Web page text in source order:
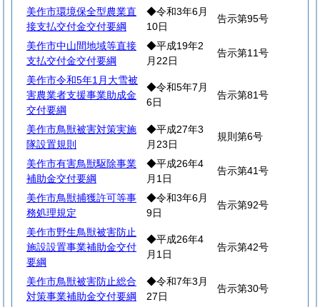
美作市環境保全型農業直
接支払交付金交付要綱
◆令和3年6月
10日
告示第95号
美作市中山間地域等直接
支払交付金交付要綱
◆平成19年2
月22日
告示第11号
美作市令和5年1月大雪被
害農業者支援事業助成金
交付要綱
◆令和5年7月
6日
告示第81号
美作市鳥獣被害対策実施
隊設置規則
◆平成27年3
月23日
規則第6号
美作市有害鳥獣駆除事業
補助金交付要綱
◆平成26年4
月1日
告示第41号
美作市鳥獣捕獲許可等事
務処理規定
◆令和3年6月
9日
告示第92号
美作市野生鳥獣被害防止
施設設置事業補助金交付
要綱
◆平成26年4
月1日
告示第42号
美作市鳥獣被害防止総合
対策事業補助金交付要綱
◆令和7年3月
27日
告示第30号